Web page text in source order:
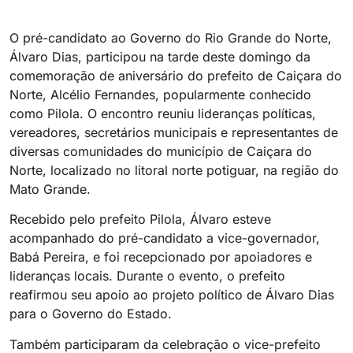
O pré-candidato ao Governo do Rio Grande do Norte,
Álvaro Dias, participou na tarde deste domingo da
comemoração de aniversário do prefeito de Caiçara do
Norte, Alcélio Fernandes, popularmente conhecido
como Pilola. O encontro reuniu lideranças políticas,
vereadores, secretários municipais e representantes de
diversas comunidades do município de Caiçara do
Norte, localizado no litoral norte potiguar, na região do
Mato Grande.
Recebido pelo prefeito Pilola, Álvaro esteve
acompanhado do pré-candidato a vice-governador,
Babá Pereira, e foi recepcionado por apoiadores e
lideranças locais. Durante o evento, o prefeito
reafirmou seu apoio ao projeto político de Álvaro Dias
para o Governo do Estado.
Também participaram da celebração o vice-prefeito